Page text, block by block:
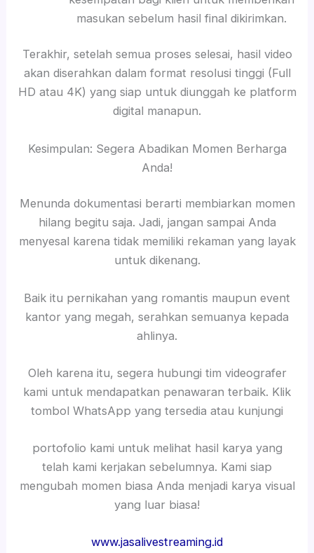
masukan sebelum hasil final dikirimkan.
Terakhir, setelah semua proses selesai, hasil video
akan diserahkan dalam format resolusi tinggi (Full
HD atau 4K) yang siap untuk diunggah ke platform
digital manapun.
Kesimpulan: Segera Abadikan Momen Berharga
Anda!
Menunda dokumentasi berarti membiarkan momen
hilang begitu saja. Jadi, jangan sampai Anda
menyesal karena tidak memiliki rekaman yang layak
untuk dikenang.
Baik itu pernikahan yang romantis maupun event
kantor yang megah, serahkan semuanya kepada
ahlinya.
Oleh karena itu, segera hubungi tim videografer
kami untuk mendapatkan penawaran terbaik. Klik
tombol WhatsApp yang tersedia atau kunjungi
portofolio kami untuk melihat hasil karya yang
telah kami kerjakan sebelumnya. Kami siap
mengubah momen biasa Anda menjadi karya visual
yang luar biasa!
www.jasalivestreaming.id